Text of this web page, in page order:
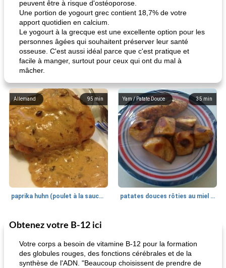
peuvent être à risque d'ostéoporose.
Une portion de yogourt grec contient 18,7% de votre
apport quotidien en calcium.
Le yogourt à la grecque est une excellente option pour les
personnes âgées qui souhaitent préserver leur santé
osseuse. C'est aussi idéal parce que c'est pratique et
facile à manger, surtout pour ceux qui ont du mal à
mâcher.
95 min
Allemand
paprika huhn (poulet à la sauce paprika).
35 min
Yam / Patate Douce
patates douces rôties au miel / kumara
25min
Petit déjeuner et brunch
Obtenez votre B-12 ici
Votre corps a besoin de vitamine B-12 pour la formation
des globules rouges, des fonctions cérébrales et de la
synthèse de l'ADN. "Beaucoup choisissent de prendre de